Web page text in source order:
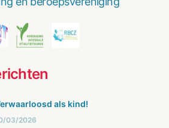
als kind!
03/2026